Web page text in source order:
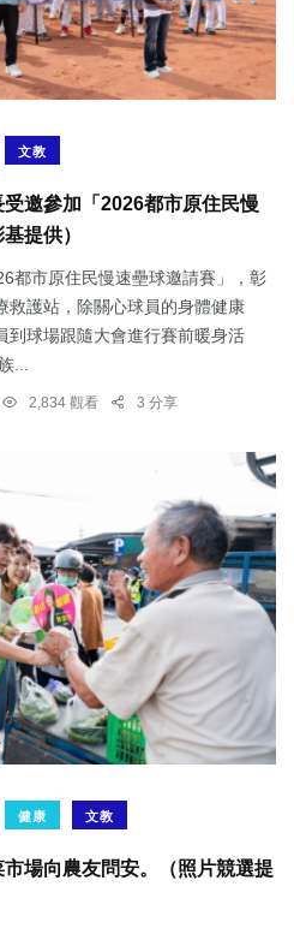
文教
邀參加「2026都市原住民慢
提供）
都市原住民慢速壘球邀請賽」，彰
救護站，除關心球員的身體健康
到球場跟隨大會進行賽前暖身活
...
2,834 觀看 3 分享
健康 文教
場向農友問安。（照片競選提